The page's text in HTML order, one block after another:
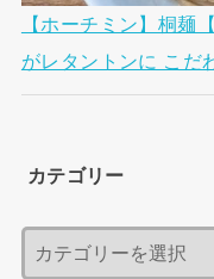
【ホーチミン】桐麺
がレタントンに こだ
カテゴリー